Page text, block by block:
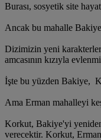
Burası, sosyetik site
Ancak bu mahalle
Dizimizin yeni
amcasının kızıyla
İşte bu yüzden Bakiye,
Ama Erman mahalleyi
Korkut, Bakiye'yi
verecektir. Korkut,